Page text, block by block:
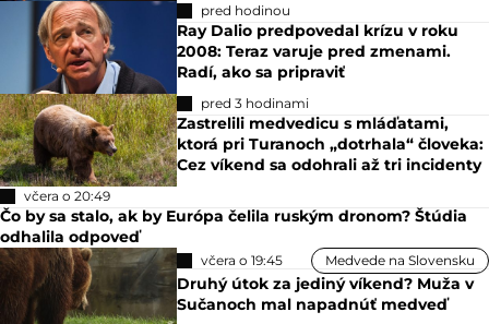
pred hodinou
Ray Dalio predpovedal krízu v roku
2008: Teraz varuje pred zmenami.
Radí, ako sa pripraviť
pred 3 hodinami
Zastrelili medvedicu s mláďatami,
ktorá pri Turanoch „dotrhala“ človeka:
Cez víkend sa odohrali až tri incidenty
včera o 20:49
Čo by sa stalo, ak by Európa čelila ruským dronom? Štúdia
odhalila odpoveď
včera o 19:45 Medvede na Slovensku
Druhý útok za jediný víkend? Muža v
Sučanoch mal napadnúť medveď